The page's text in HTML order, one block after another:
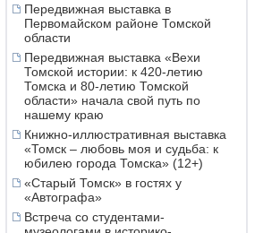
Передвижная выставка в
Первомайском районе Томской
области
Передвижная выставка «Вехи
Томской истории: к 420-летию
Томска и 80-летию Томской
области» начала свой путь по
нашему краю
Книжно-иллюстративная выставка
«Томск – любовь моя и судьба: к
юбилею города Томска» (12+)
«Старый Томск» в гостях у
«Автографа»
Встреча со студентами-